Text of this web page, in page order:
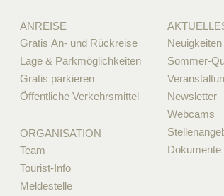
ANREISE
Gratis An- und Rückreise
Lage & Parkmöglichkeiten
Gratis parkieren
Öffentliche Verkehrsmittel
ORGANISATION
Team
Tourist-Info
Meldestelle
Neuigkeiten
Sommer-
Newsletter
Webcams
Dokumente